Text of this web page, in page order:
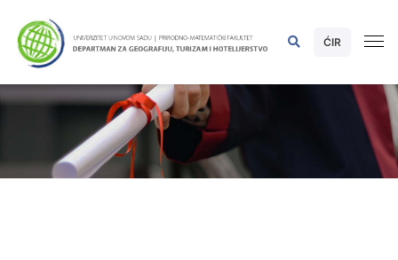
ĆIR